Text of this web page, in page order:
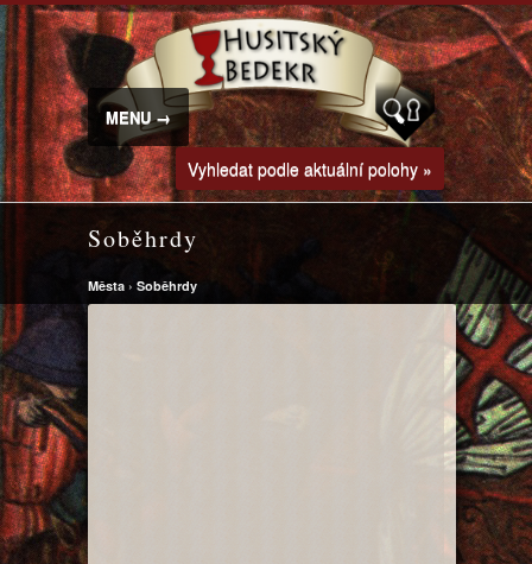
MENU →
Vyhledat podle aktuální polohy »
Soběhrdy
Města › Soběhrdy